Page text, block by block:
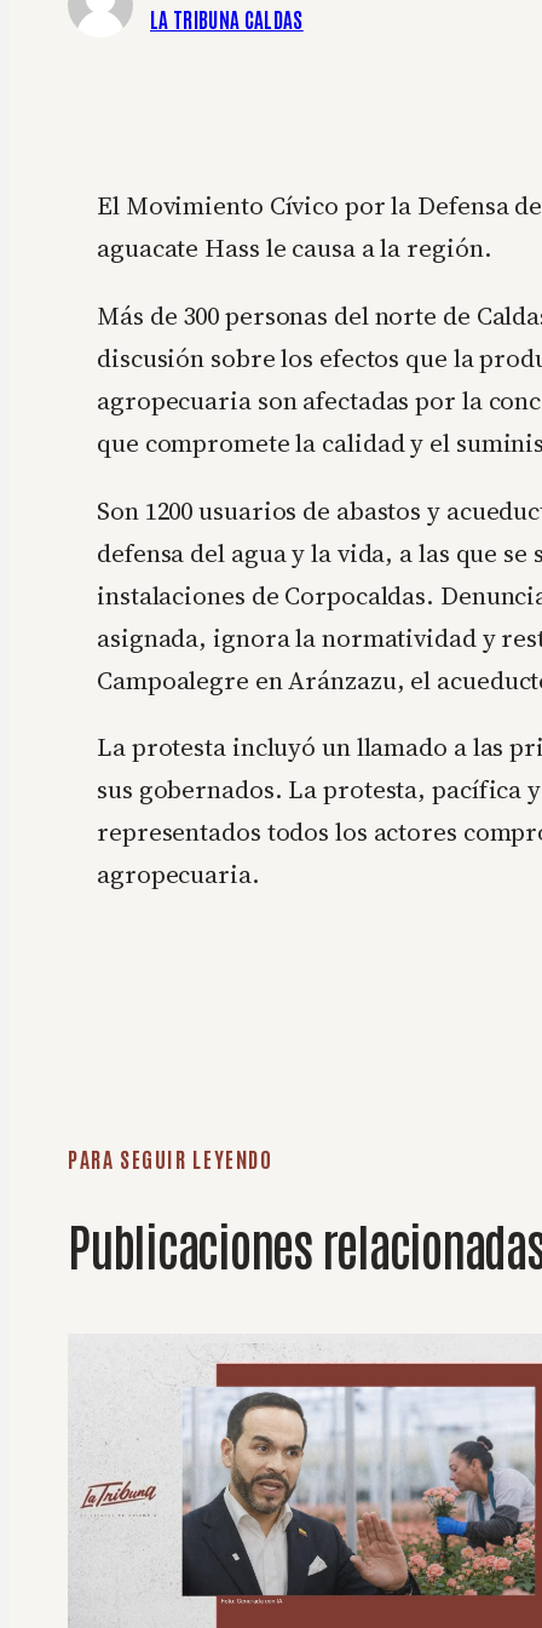
LA TRIBUNA CALDAS
El Movimiento Cívico por la Defensa
aguacate Hass le causa a la región.
Más de 300 personas del norte de
discusión sobre los efectos que la
agropecuaria son afectadas por la
que compromete la calidad y el
Son 1200 usuarios de abastos y
defensa del agua y la vida, a las que
instalaciones de Corpocaldas.
asignada, ignora la normatividad y
Campoalegre en Aránzazu, el
La protesta incluyó un llamado a las
sus gobernados. La protesta, pacífica
representados todos los actores
agropecuaria.
PARA SEGUIR LEYENDO
Publicaciones